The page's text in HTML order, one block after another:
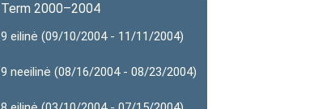
Term 2000–2004
9 eilinė (09/10/2004 - 11/11/2004)
9 neeilinė (08/16/2004 - 08/23/2004)